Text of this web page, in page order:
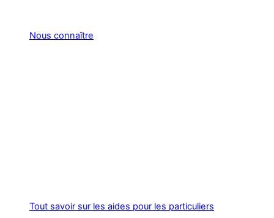
Nous connaître
Tout savoir sur les aides pour les particuliers